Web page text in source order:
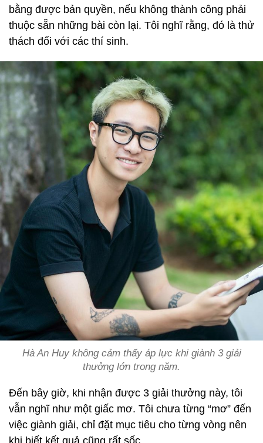
bằng được bản quyền, nếu không thành công phải
thuộc sẵn những bài còn lại. Tôi nghĩ rằng, đó là thử
thách đối với các thí sinh.
Hà An Huy không cảm thấy áp lực khi giành 3 giải
thưởng lớn trong năm.
Đến bây giờ, khi nhận được 3 giải thưởng này, tôi
vẫn nghĩ như một giấc mơ. Tôi chưa từng “mơ” đến
việc giành giải, chỉ đặt mục tiêu cho từng vòng nên
khi biết kết quả cũng rất sốc.